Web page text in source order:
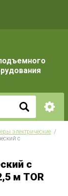
электрические
с
с
м TOR